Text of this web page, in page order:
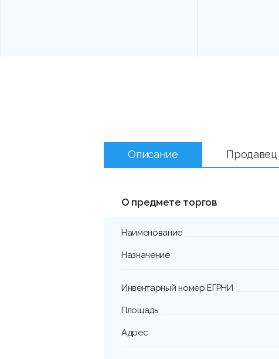
Описание Продавец
О предмете торгов
Наименование
Назначение
Инвентарный номер ЕГРНИ
Площадь
Адрес